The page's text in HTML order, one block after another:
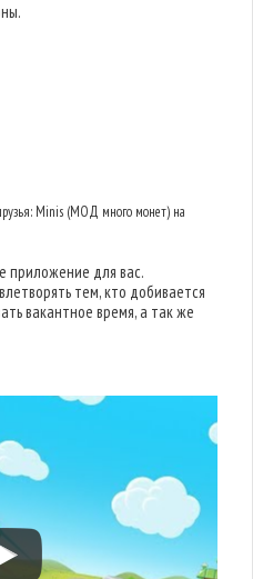
Minis (МОД много монет) на
приложение для вас.
тем, кто добивается
вакантное время, а так же